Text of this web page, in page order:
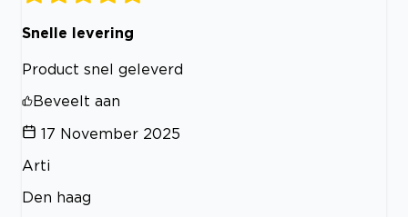
Snelle levering
Product snel geleverd
Beveelt aan
17 November 2025
Arti
Den haag